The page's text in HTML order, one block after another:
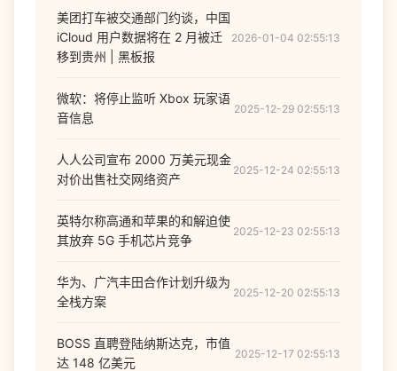
美团打车被交通部门约谈，中国
iCloud 用户数据将在 2 月被迁
移到贵州 | 黑板报
2026-01-04 02:55:13
微软：将停止监听 Xbox 玩家语
音信息
2025-12-29 02:55:13
人人公司宣布 2000 万美元现金
对价出售社交网络资产
2025-12-24 02:55:13
英特尔称高通和苹果的和解迫使
其放弃 5G 手机芯片竞争
2025-12-23 02:55:13
华为、广汽丰田合作计划升级为
全栈方案
2025-12-20 02:55:13
BOSS 直聘登陆纳斯达克，市值
达 148 亿美元
2025-12-17 02:55:13